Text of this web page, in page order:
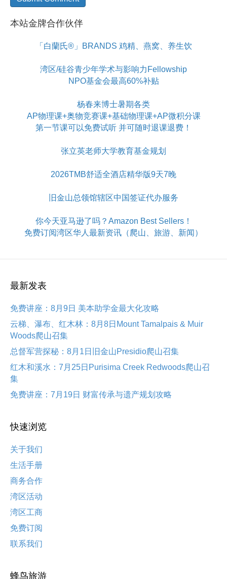
本站金牌合作伙伴
「白蘭氏®」BRANDS 鸡精、燕窝、养生饮
湾区/硅谷青少年学术与影响力Fellowship
NPO基金会最高60%补贴
杨春来博士暑期各类
AP物理课+奥物竞赛课+基础物理课+AP微积分课
第一节课可以免费试听 并可随时退课退费！
张立英老师大学教育基金规划
2026TMB舒适全酒店精华版9天7晚
旧金山总领馆辖区中国签证代办服务
你今天亚马逊了吗？Amazon Best Sellers！
免费订阅湾区华人最新资讯（爬山、旅游、新闻）
最新发表
免费讲座：8月9日 美本助学金最大化攻略
云梯、瀑布、红木林：8月8日Mount Tamalpais & Muir
Woods爬山召集
总督军营探秘：8月1日旧金山Presidio爬山召集
红木和溪水：7月25日Purisima Creek Redwoods爬山召
集
免费讲座：7月19日 财富传承与遗产规划攻略
快速浏览
关于我们
生活手册
商务合作
湾区活动
湾区工商
免费订阅
联系我们
蜂鸟旅游